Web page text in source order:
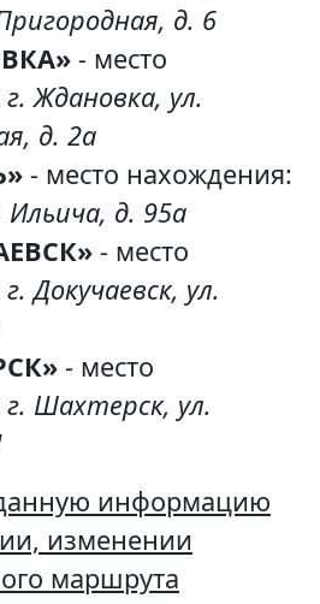
д. 6
- место
г. Ждановка, ул.
д. 2а
- место нахождения:
Ильича, д. 95а
- место
г. Докучаевск, ул.
- место
г. Шахтерск, ул.
информацию
изменении
маршрута